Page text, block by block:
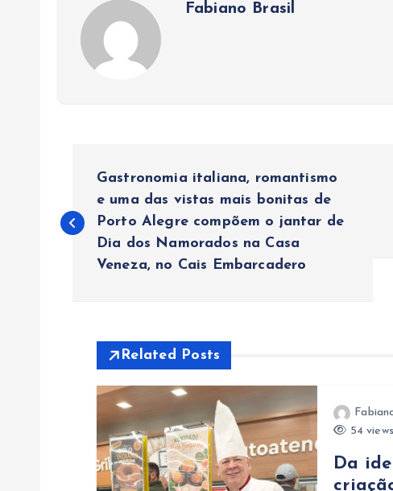
Fabiano Brasil
a
Gastronomia italiana, romantismo
e uma das vistas mais bonitas de
Porto Alegre compõem o jantar de
Dia dos Namorados na Casa
Veneza, no Cais Embarcadero
Related Posts
54 views
Da